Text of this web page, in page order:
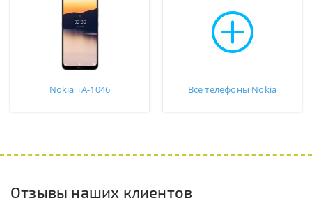
Nokia TA-1046 Все телефоны Nokia
Отзывы наших клиентов